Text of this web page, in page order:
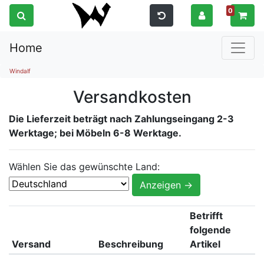
0
Home
Windalf
Versandkosten
Die Lieferzeit beträgt nach Zahlungseingang 2-3
Werktage; bei Möbeln 6-8 Werktage.
Wählen Sie das gewünschte Land:
Versand Beschreibung
Betrifft
folgende
Artikel